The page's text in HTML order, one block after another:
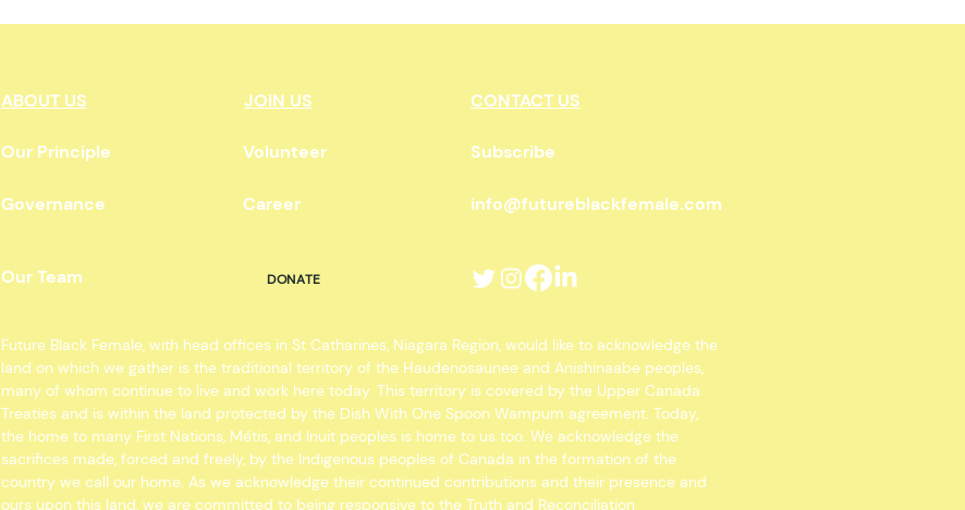
coureurs de violence
stagiaire avec Future
ABOUT US
Our Principle
Governance
Our Team
JOIN US
Volunteer
Career
DONATE
CONTACT US
Subscribe
info@futureblackfemale.com
Future Black Female, with head offices in St Catharines, Niagara Region, would like to acknowledge the
land on which we gather is the traditional territory of the Haudenosaunee and Anishinaabe peoples,
many of whom continue to live and work here today. This territory is covered by the Upper Canada
Treaties and is within the land protected by the Dish With One Spoon Wampum agreement. Today,
the home to many First Nations, Métis, and Inuit peoples is home to us too. We acknowledge the
sacrifices made, forced and freely, by the Indigenous peoples of Canada in the formation of the
country we call our home. As we acknowledge their continued contributions and their presence and
ours upon this land, we are committed to being responsive to the Truth and Reconciliation